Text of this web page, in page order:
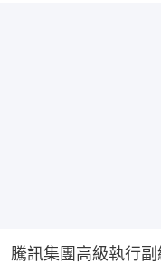
騰訊集團高級執行